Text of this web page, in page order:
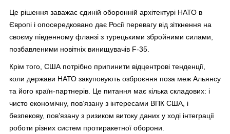
Це рішення заважає єдиній оборонній архітектурі НАТО в
Європі і опосередковано дає Росії перевагу від зіткнення на
своєму південному фланзі з турецькими збройними силами,
позбавленими новітніх винищувачів F-35.
Крім того, США потрібно припинити відцентрові тенденції,
коли держави НАТО закуповують озброєння поза меж Альянсу
та його країн-партнерів. Це питання має кілька складових: і
чисто економічну, пов’язану з інтересами ВПК США, і
безпекову, пов’язану з ризиком витоку даних у ході інтеграції
роботи різних систем протиракетної оборони.